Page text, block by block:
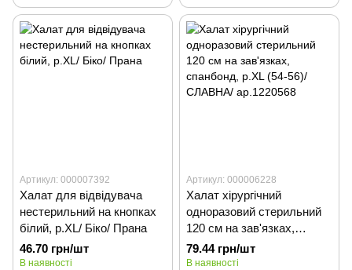
Артикул: 000007392
Халат для відвідувача
нестерильний на кнопках
білий, р.XL/ Біко/ Прана
46.70 грн/шт
В наявності
Артикул: 000006228
Халат хірургічний
одноразовий стерильний
120 см на зав'язках,
спанбонд, р.XL (54-56)/
СЛАВНА/ ар.1220568
79.44 грн/шт
В наявності